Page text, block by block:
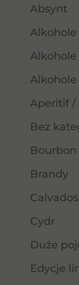
Absynt
Alkohole
Alkohole
Aperitif /
Bez
Bourbon
Brandy
Calvados
Cydr
Duże
Edycje